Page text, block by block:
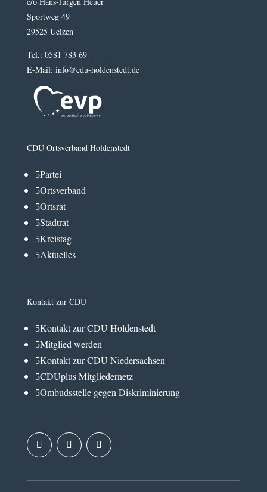
Sportweg 49
29525 Uelzen
Tel.: 0581 783 69
E-Mail: info@cdu-holdenstedt.de
CDU Ortsverband Holdenstedt
5Partei
5Ortsverband
5Ortsrat
5Stadtrat
5Kreistag
5Aktuelles
Kontakt zur CDU
5Kontakt zur CDU Holdenstedt
5Mitglied werden
5Kontakt zur CDU Niedersachsen
5CDUplus Mitgliedernetz
5Ombudsstelle gegen Diskriminierung